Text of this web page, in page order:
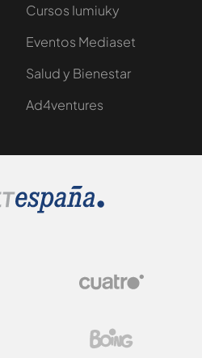
Cursos Iumiuky
Eventos Mediaset
Salud y Bienestar
Ad4ventures